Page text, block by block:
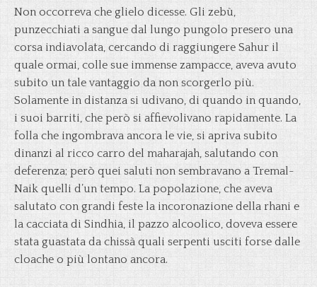
Non occorreva che glielo dicesse. Gli zebù,
punzecchiati a sangue dal lungo pungolo presero una
corsa indiavolata, cercando di raggiungere Sahur il
quale ormai, colle sue immense zampacce, aveva avuto
subito un tale vantaggio da non scorgerlo più.
Solamente in distanza si udivano, di quando in quando,
i suoi barriti, che però si affievolivano rapidamente. La
folla che ingombrava ancora le vie, si apriva subito
dinanzi al ricco carro del maharajah, salutando con
deferenza; però quei saluti non sembravano a Tremal-
Naik quelli d’un tempo. La popolazione, che aveva
salutato con grandi feste la incoronazione della rhani e
la cacciata di Sindhia, il pazzo alcoolico, doveva essere
stata guastata da chissà quali serpenti usciti forse dalle
cloache o più lontano ancora.